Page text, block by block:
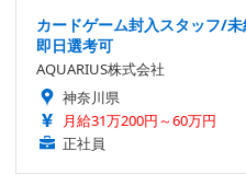
カードゲーム封入スタッフ/
即日選考可
AQUARIUS株式会社
神奈川県
月給31万200円～60万円
正社員